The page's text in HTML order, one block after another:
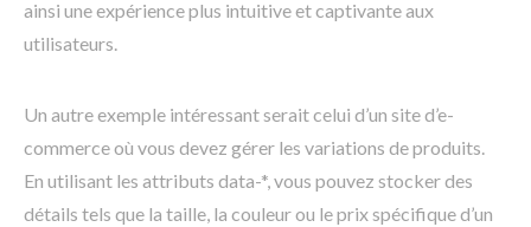
ainsi une expérience plus intuitive et captivante aux
utilisateurs.
Un autre exemple intéressant serait celui d’un site d’e-
commerce où vous devez gérer les variations de produits.
En utilisant les attributs data-*, vous pouvez stocker des
détails tels que la taille, la couleur ou le prix spécifique d’un